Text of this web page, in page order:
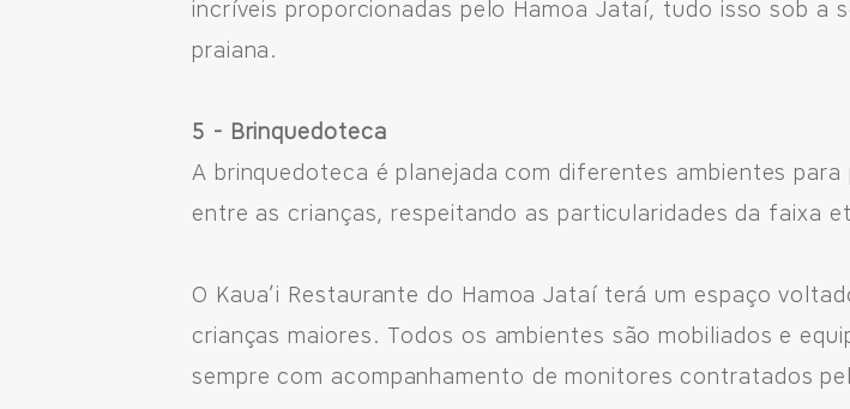
incríveis proporcionadas pelo Hamoa Jataí, tudo isso sob a
praiana.
5 - Brinquedoteca
A brinquedoteca é planejada com diferentes ambientes
entre as crianças, respeitando as particularidades da faixa
O Kaua’i Restaurante do Hamoa Jataí terá um espaço
crianças maiores. Todos os ambientes são mobiliados e
sempre com acompanhamento de monitores contratados